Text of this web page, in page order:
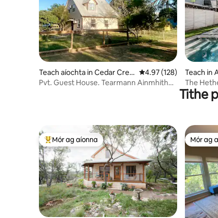
Teach aíochta in Cedar Cree
k
Meánrátáil 4.97 as 5,
4.97 (128)
Pvt. Guest House. Tearmann Ainmhithe.
Teach in
The
Tithe
An-mhór ag aíonna
Mór ag aíonna Mór ag
Mór ag